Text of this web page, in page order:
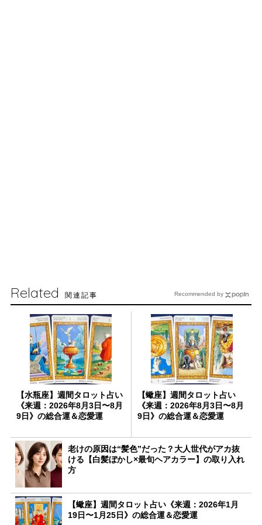
Related 関連記事
【水瓶座】週間タロット占い
《来週：2026年8月3日〜8月
9日》の総合運＆恋愛運
【蠍座】週間タロット占い
《来週：2026年8月3日〜8月
9日》の総合運＆恋愛運
老けの原因は“髪色”だった？大人世代がアカ抜
ける【白髪ぼかし×最旬ヘアカラー】の取り入れ
方
【蠍座】週間タロット占い《来週：2026年1月
19日〜1月25日》の総合運＆恋愛運
Recommended by